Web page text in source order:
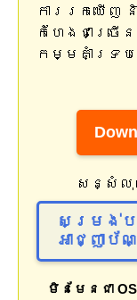
ការរកឃើញ
កំហែងជាច្រើ
កម្មគាំទ្រ
សន្សំលុ
សម្រង់ប
អាជ្ញាប័
មិនមែនជា